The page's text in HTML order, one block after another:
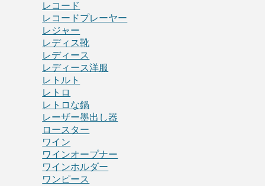
レコード
レコードプレーヤー
レジャー
レディス靴
レディース
レディース洋服
レトルト
レトロ
レトロな鍋
レーザー墨出し器
ロースター
ワイン
ワインオープナー
ワインホルダー
ワンピース